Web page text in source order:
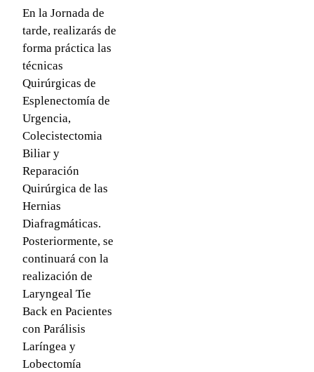
En la Jornada de
tarde, realizarás de
forma práctica las
técnicas
Quirúrgicas de
Esplenectomía de
Urgencia,
Colecistectomia
Biliar y
Reparación
Quirúrgica de las
Hernias
Diafragmáticas.
Posteriormente, se
continuará con la
realización de
Laryngeal Tie
Back en Pacientes
con Parálisis
Laríngea y
Lobectomía